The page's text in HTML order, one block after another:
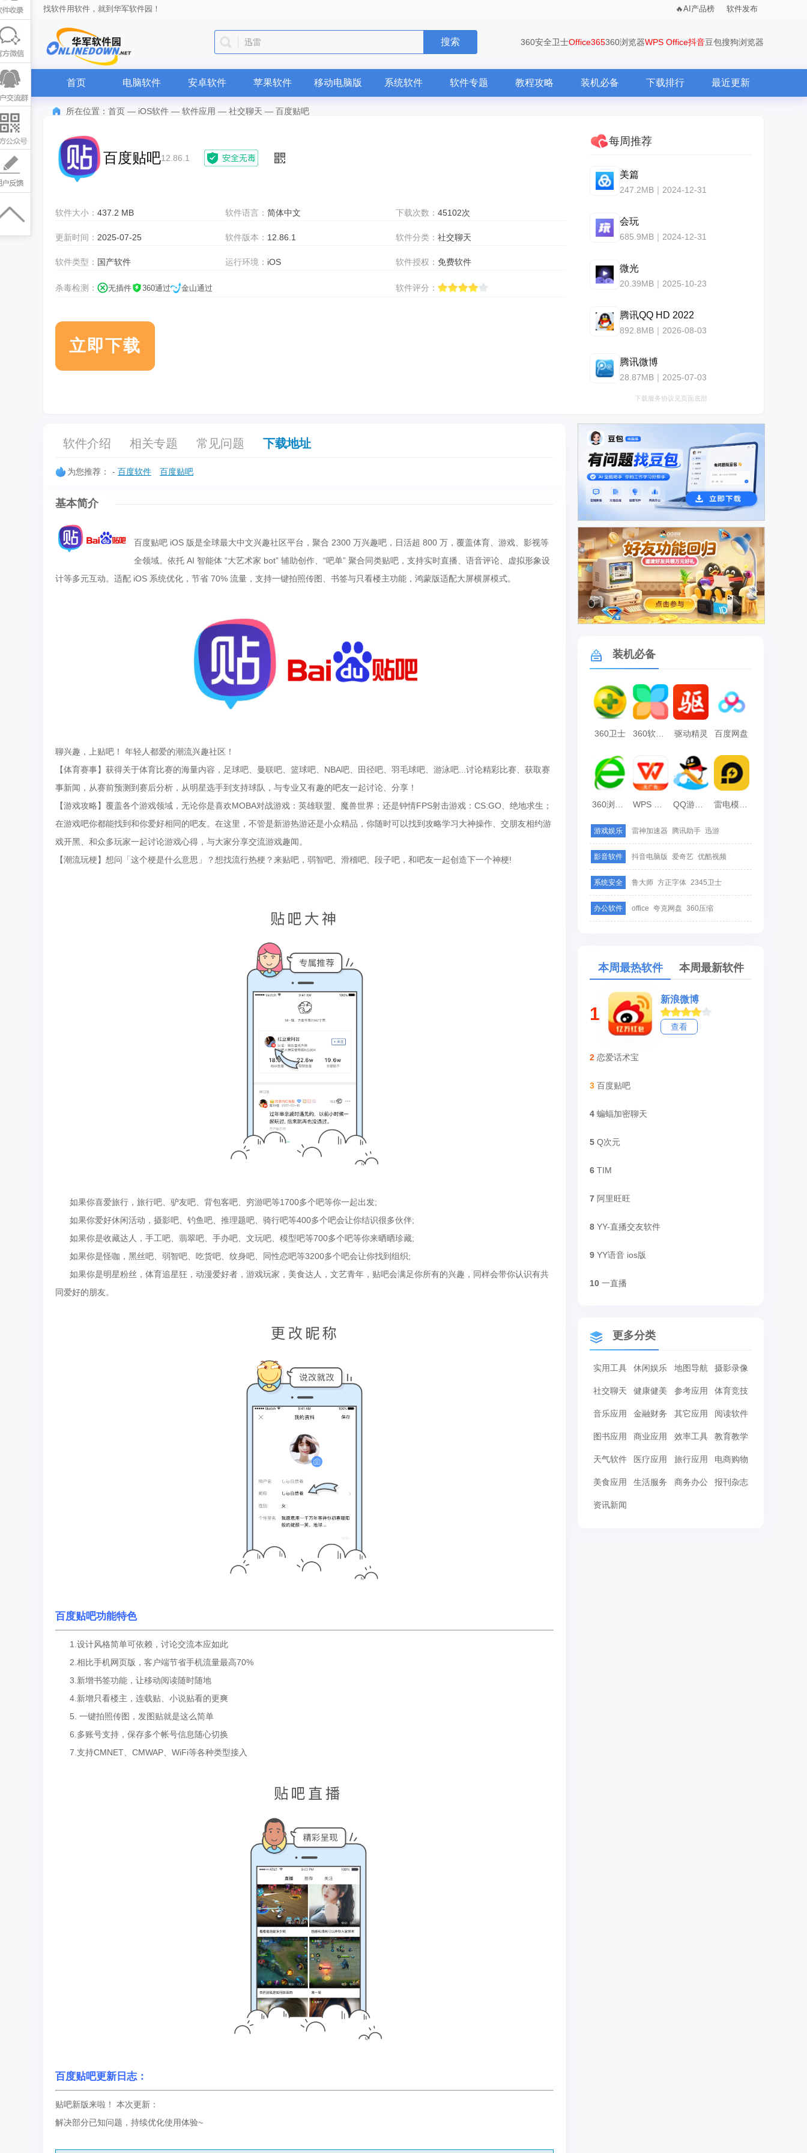
找软件用软件，就到华军软件园！ AI产品榜 软件发布
迅雷 搜索 360安全卫士Office365360浏览器WPS Office抖音豆包搜狗浏览器
首页 电脑软件 安卓软件 苹果软件 移动电脑版 系统软件 软件专题 教程攻略 装机必备 下载排行 最近更新
所在位置： 首页 — iOS软件 — 软件应用 — 社交聊天 — 百度贴吧
百度贴吧12.86.1
软件大小： 437.2 MB 软件语言：简体中文 下载次数： 45102次
更新时间： 2025-07-25 软件版本： 12.86.1 软件分类： 社交聊天
软件类型： 国产软件 运行环境： iOS 软件授权： 免费软件
杀毒检测： 无插件 360通过 金山通过 软件评分：
立即下载
每周推荐
美篇
247.2MB｜2024-12-31
会玩
685.9MB｜2024-12-31
微光
20.39MB｜2025-10-23
腾讯QQ HD 2022
892.8MB｜2026-08-03
腾讯微博
28.87MB｜2025-07-03
下载服务协议见页面底部
软件介绍 相关专题 常见问题 下载地址
为您推荐： - 百度软件 百度贴吧
基本简介
百度贴吧 iOS 版是全球最大中文兴趣社区平台，聚合 2300 万兴趣吧，日活超 800 万，覆盖体育、游戏、影视等
全领域。依托 AI 智能体 “大艺术家 bot” 辅助创作、“吧单” 聚合同类贴吧，支持实时直播、语音评论、虚拟形象设
计等多元互动。适配 iOS 系统优化，节省 70% 流量，支持一键拍照传图、书签与只看楼主功能，鸿蒙版适配大屏横屏模式。
聊兴趣，上贴吧！ 年轻人都爱的潮流兴趣社区！
【体育赛事】获得关于体育比赛的海量内容，足球吧、曼联吧、篮球吧、NBA吧、田径吧、羽毛球吧、游泳吧...讨论精彩比赛、获取赛
事新闻，从赛前预测到赛后分析，从明星选手到支持球队，与专业又有趣的吧友一起讨论、分享！
【游戏攻略】覆盖各个游戏领域，无论你是喜欢MOBA对战游戏：英雄联盟、魔兽世界；还是钟情FPS射击游戏：CS:GO、绝地求生；
在游戏吧你都能找到和你爱好相同的吧友。在这里，不管是新游热游还是小众精品，你随时可以找到攻略学习大神操作、交朋友相约游
戏开黑、和众多玩家一起讨论游戏心得，与大家分享交流游戏趣闻。
【潮流玩梗】想问「这个梗是什么意思」？想找流行热梗？来贴吧，弱智吧、滑稽吧、段子吧，和吧友一起创造下一个神梗!
如果你喜爱旅行，旅行吧、驴友吧、背包客吧、穷游吧等1700多个吧等你一起出发;
如果你爱好休闲活动，摄影吧、钓鱼吧、推理题吧、骑行吧等400多个吧会让你结识很多伙伴;
如果你是收藏达人，手工吧、翡翠吧、手办吧、文玩吧、模型吧等700多个吧等你来晒晒珍藏;
如果你是怪咖，黑丝吧、弱智吧、吃货吧、纹身吧、同性恋吧等3200多个吧会让你找到组织;
如果你是明星粉丝，体育追星狂，动漫爱好者，游戏玩家，美食达人，文艺青年，贴吧会满足你所有的兴趣，同样会带你认识有共
同爱好的朋友。
百度贴吧功能特色
1.设计风格简单可依赖，讨论交流本应如此
2.相比手机网页版，客户端节省手机流量最高70%
3.新增书签功能，让移动阅读随时随地
4.新增只看楼主，连载贴、小说贴看的更爽
5. 一键拍照传图，发图贴就是这么简单
6.多账号支持，保存多个帐号信息随心切换
7.支持CMNET、CMWAP、WiFi等各种类型接入
百度贴吧更新日志：
贴吧新版来啦！ 本次更新：
解决部分已知问题，持续优化使用体验~
广告
广告
装机必备
360卫士 360软件管家 驱动精灵 百度网盘
雷电模拟器
游戏娱乐 雷神加速器 腾讯助手 迅游
影音软件 抖音电脑版 爱奇艺 优酷视频
系统安全 鲁大师 方正字体 2345卫士
办公软件 office 夸克网盘 360压缩
本周最热软件 本周最新软件
1
新浪微博
查看
2 恋爱话术宝
3 百度贴吧
4 蝙蝠加密聊天
5 Q次元
6 TIM
7 阿里旺旺
8 YY-直播交友软件
9 YY语音 ios版
10 一直播
更多分类
实用工具 休闲娱乐 地图导航 摄影录像
社交聊天 健康健美 参考应用 体育竞技
音乐应用 金融财务 其它应用 阅读软件
图书应用 商业应用 效率工具 教育教学
天气软件 医疗应用 旅行应用 电商购物
美食应用 生活服务 商务办公 报刊杂志
资讯新闻